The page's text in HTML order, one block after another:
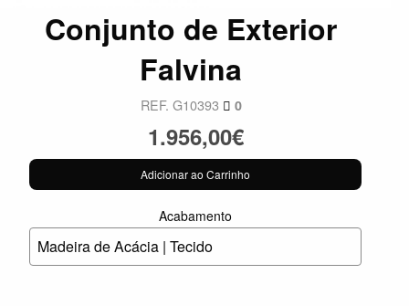
Conjunto de Exterior
Falvina
REF. G10393 0
1.956,00€
Adicionar ao Carrinho
Acabamento
Madeira de Acácia | Tecido